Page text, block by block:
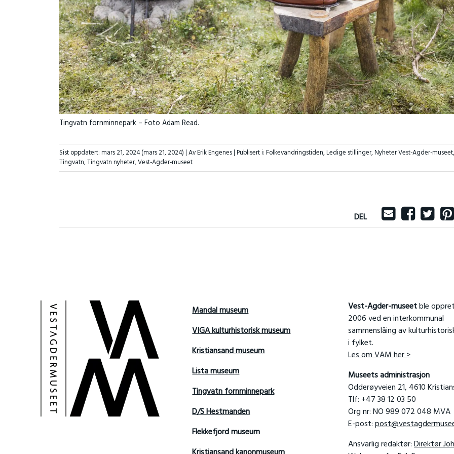
Tingvatn fornminnepark – Foto Adam Read.
Sist oppdatert:mars 21, 2024(mars 21, 2024)| Av Erik Engenes |Publisert i:Folkevandringstiden,Ledige stillinger,Nyheter Vest-Agder-museet,
Tingvatn,Tingvatn nyheter,Vest-Agder-museet
DEL
Mandal museum
VIGA kulturhistorisk museum
Kristiansand museum
Lista museum
Tingvatn fornminnepark
D/S Hestmanden
Flekkefjord museum
Vest-Agder-museetble
2006 ved en interkommunal
sammenslåing av
i fylket.
Les om VAM her >
Museets administrasjon
Odderøyveien 21, 4610
Tlf: +47 38 12 03 50
Org nr: NO 989 072 048 MVA
E-post:
Ansvarlig redaktør:Direktør